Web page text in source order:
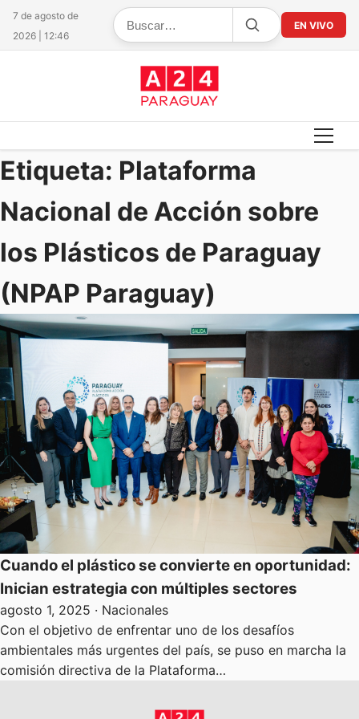
7 de agosto de
2026 | 12:46
EN VIVO
Etiqueta: Plataforma
Nacional de Acción sobre
los Plásticos de Paraguay
(NPAP Paraguay)
Cuando el plástico se convierte en oportunidad:
Inician estrategia con múltiples sectores
agosto 1, 2025 · Nacionales
Con el objetivo de enfrentar uno de los desafíos
ambientales más urgentes del país, se puso en marcha la
comisión directiva de la Plataforma…